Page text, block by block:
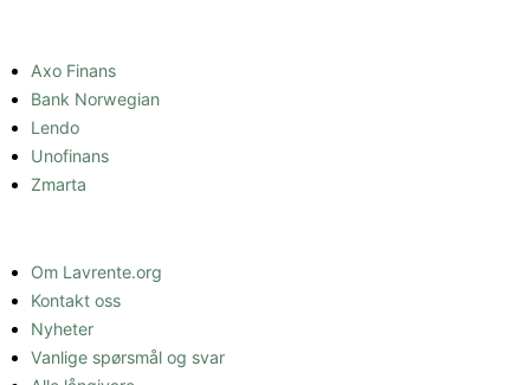
Axo Finans
Bank Norwegian
Lendo
Unofinans
Zmarta
Om Lavrente.org
Kontakt oss
Nyheter
Vanlige spørsmål og svar